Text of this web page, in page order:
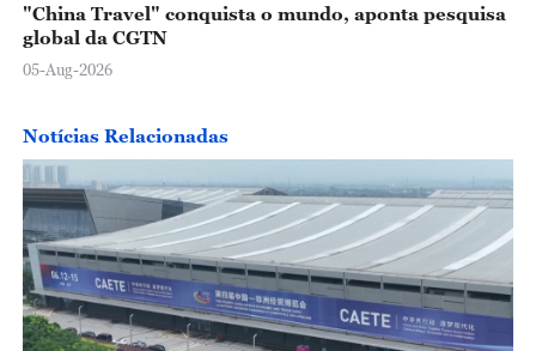
"China Travel" conquista o mundo, aponta pesquisa
global da CGTN
05-Aug-2026
Notícias Relacionadas